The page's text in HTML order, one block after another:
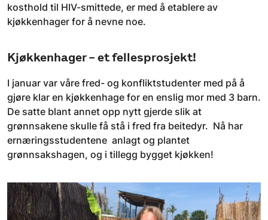
kosthold til HIV-smittede, er med å etablere av
kjøkkenhager for å nevne noe.
Kjøkkenhager – et fellesprosjekt!
I januar var våre fred- og konfliktstudenter med på å
gjøre klar en kjøkkenhage for en enslig mor med 3 barn.
De satte blant annet opp nytt gjerde slik at
grønnsakene skulle få stå i fred fra beitedyr. Nå har
ernæringsstudentene anlagt og plantet
grønnsakshagen, og i tillegg bygget kjøkken!